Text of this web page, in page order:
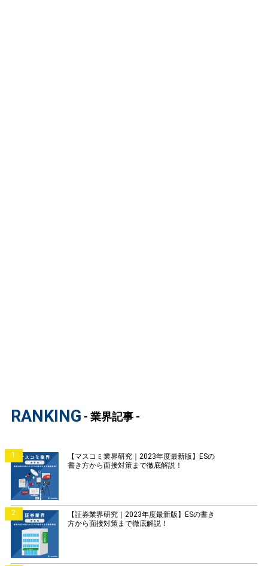
RANKING - 業界記事 -
1
【マスコミ業界研究｜2023年度最新版】ESの
書き方から面接対策まで徹底解説！
2
【証券業界研究｜2023年度最新版】ESの書き
方から面接対策まで徹底解説！